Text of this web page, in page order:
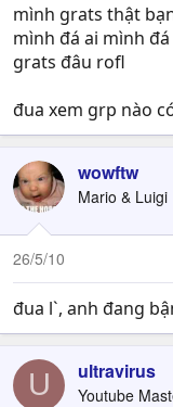
mình grats thật
mình đá ai mình
grats đâu rofl
đua xem grp nào
wowftw
Mario & Luigi
26/5/10
đua l`, anh đang
U ultravirus
Youtube